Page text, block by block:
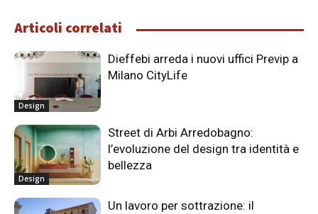
Articoli correlati
Design
Dieffebi arreda i nuovi uffici Previp a
Milano CityLife
Design
Street di Arbi Arredobagno:
l’evoluzione del design tra identità e
bellezza
Un lavoro per sottrazione: il